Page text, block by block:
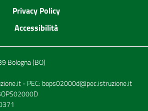
Privacy Policy
Accessibilità
Bologna (BO)
- PEC: bops02000d@pec.istruzione.it